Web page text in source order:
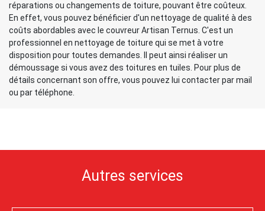
réparations ou changements de toiture, pouvant être coûteux.
En effet, vous pouvez bénéficier d'un nettoyage de qualité à des
coûts abordables avec le couvreur Artisan Ternus. C'est un
professionnel en nettoyage de toiture qui se met à votre
disposition pour toutes demandes. Il peut ainsi réaliser un
démoussage si vous avez des toitures en tuiles. Pour plus de
détails concernant son offre, vous pouvez lui contacter par mail
ou par téléphone.
Autres services